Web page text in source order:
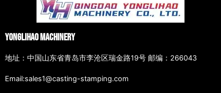
Yonglihao Machinery
地址：中国山东省青岛市李沧区瑞金路19号 邮编：266043
Email:sales1@casting-stamping.com